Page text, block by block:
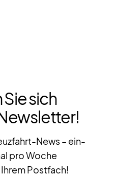
sich
News – ein-
pro Woche
Postfach!